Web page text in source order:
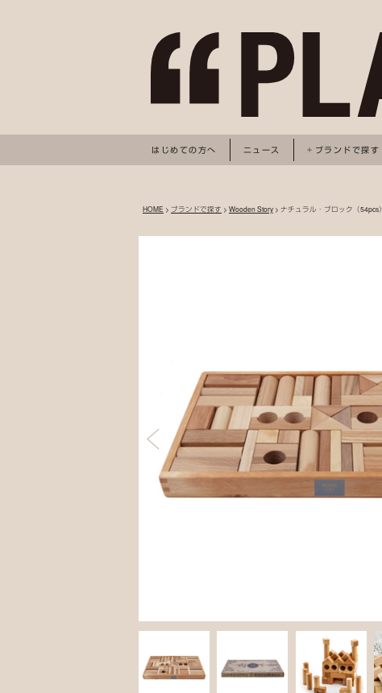
はじめての方へ ニュース ブランドで探す
HOME > ブランドで探す > Wooden Story > ナチュラル・ブロック（54pcs）